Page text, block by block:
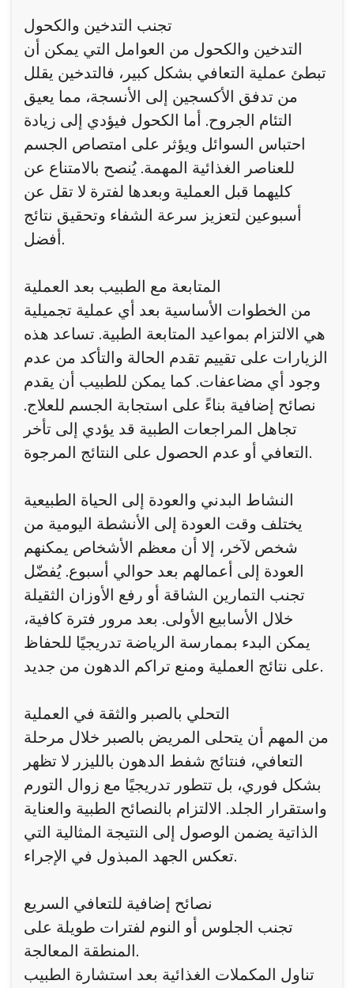
تجنب التدخين والكحول
التدخين والكحول من العوامل التي يمكن أن
تبطئ عملية التعافي بشكل كبير، فالتدخين يقلل
من تدفق الأكسجين إلى الأنسجة، مما يعيق
التئام الجروح. أما الكحول فيؤدي إلى زيادة
احتباس السوائل ويؤثر على امتصاص الجسم
للعناصر الغذائية المهمة. يُنصح بالامتناع عن
كليهما قبل العملية وبعدها لفترة لا تقل عن
أسبوعين لتعزيز سرعة الشفاء وتحقيق نتائج
أفضل.
المتابعة مع الطبيب بعد العملية
من الخطوات الأساسية بعد أي عملية تجميلية
هي الالتزام بمواعيد المتابعة الطبية. تساعد هذه
الزيارات على تقييم تقدم الحالة والتأكد من عدم
وجود أي مضاعفات. كما يمكن للطبيب أن يقدم
نصائح إضافية بناءً على استجابة الجسم للعلاج.
تجاهل المراجعات الطبية قد يؤدي إلى تأخر
التعافي أو عدم الحصول على النتائج المرجوة.
النشاط البدني والعودة إلى الحياة الطبيعية
يختلف وقت العودة إلى الأنشطة اليومية من
شخص لآخر، إلا أن معظم الأشخاص يمكنهم
العودة إلى أعمالهم بعد حوالي أسبوع. يُفضّل
تجنب التمارين الشاقة أو رفع الأوزان الثقيلة
خلال الأسابيع الأولى. بعد مرور فترة كافية،
يمكن البدء بممارسة الرياضة تدريجيًا للحفاظ
على نتائج العملية ومنع تراكم الدهون من جديد.
التحلي بالصبر والثقة في العملية
من المهم أن يتحلى المريض بالصبر خلال مرحلة
التعافي، فنتائج شفط الدهون بالليزر لا تظهر
بشكل فوري، بل تتطور تدريجيًا مع زوال التورم
واستقرار الجلد. الالتزام بالنصائح الطبية والعناية
الذاتية يضمن الوصول إلى النتيجة المثالية التي
تعكس الجهد المبذول في الإجراء.
نصائح إضافية للتعافي السريع
تجنب الجلوس أو النوم لفترات طويلة على
المنطقة المعالجة.
تناول المكملات الغذائية بعد استشارة الطبيب